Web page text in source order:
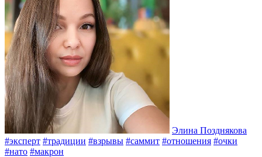
Элина Позднякова
#эксперт #традиции #взрывы #саммит #отношения #очки
#нато #макрон